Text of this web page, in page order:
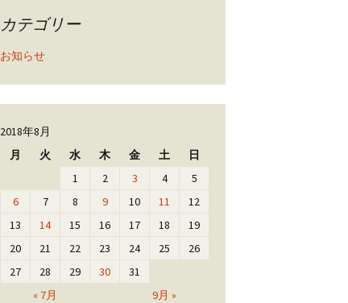
カテゴリー
お知らせ
2018年8月
月
火 水 木 金 土 日
« 7月 9月 »
1 2 3 4
5
6
7 8 9 10 11
12
13
14 15 16 17 18
19
20
21 22 23 24 25
26
27
28 29 30 31